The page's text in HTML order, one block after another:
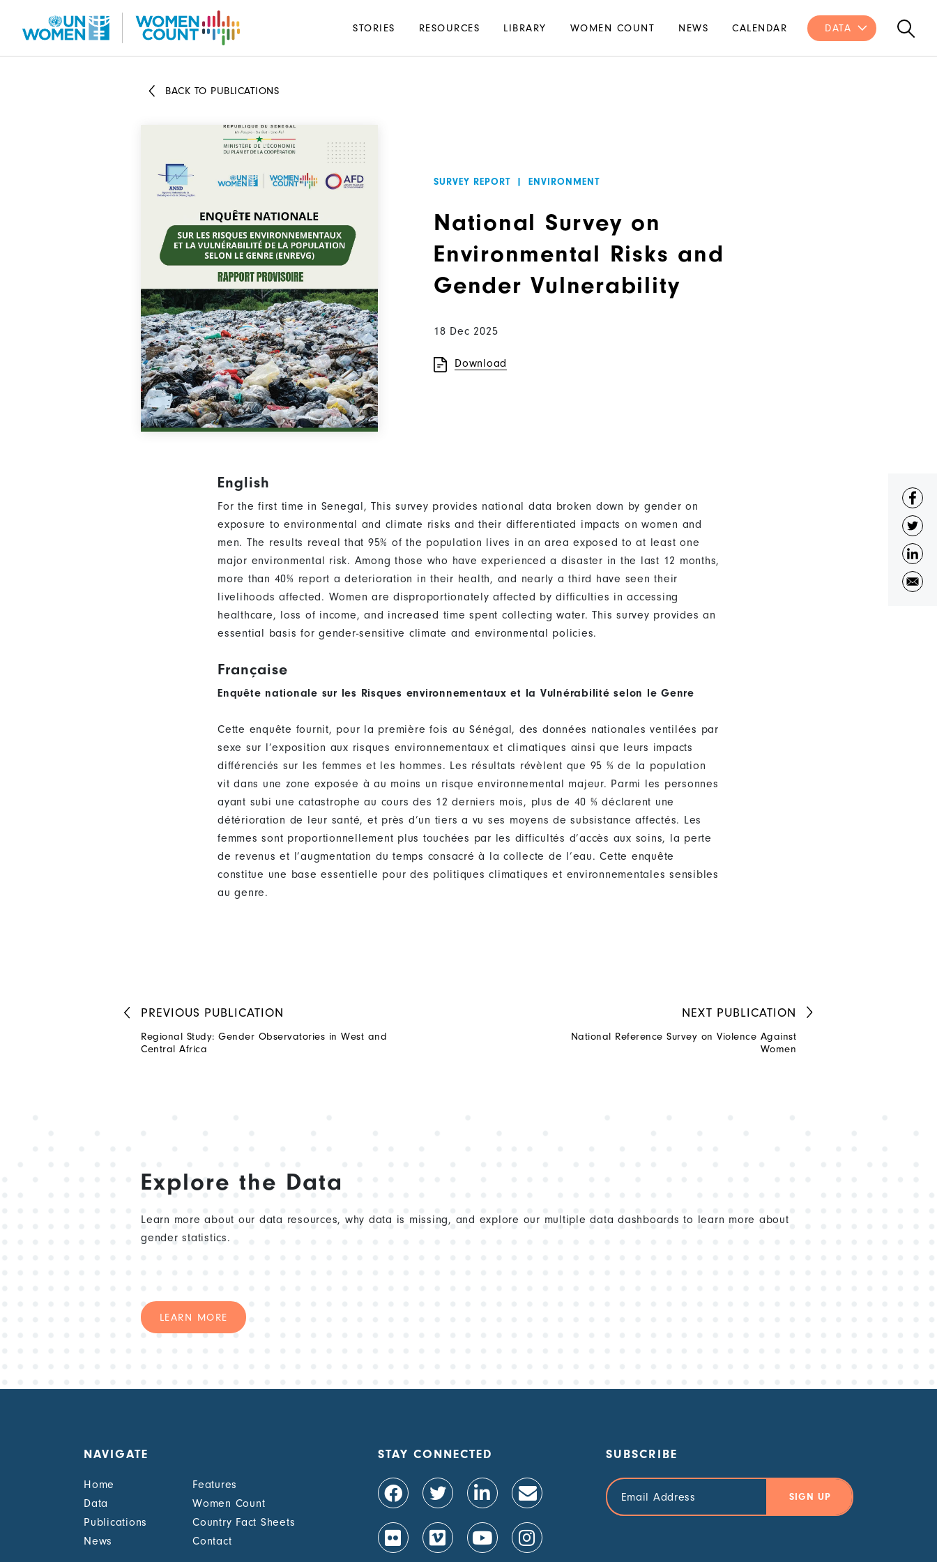
Main
navigation
STORIES RESOURCES LIBRARY WOMEN COUNT NEWS CALENDAR DATA
BACK TO PUBLICATIONS
SURVEY REPORT | ENVIRONMENT
National Survey on
Environmental Risks and
Gender Vulnerability
18 Dec 2025
Download
English
For the first time in Senegal, This survey provides national data broken down by gender on
exposure to environmental and climate risks and their differentiated impacts on women and
men. The results reveal that 95% of the population lives in an area exposed to at least one
major environmental risk. Among those who have experienced a disaster in the last 12 months,
more than 40% report a deterioration in their health, and nearly a third have seen their
livelihoods affected. Women are disproportionately affected by difficulties in accessing
healthcare, loss of income, and increased time spent collecting water. This survey provides an
essential basis for gender-sensitive climate and environmental policies.
Française
Enquête nationale sur les Risques environnementaux et la Vulnérabilité selon le Genre
Cette enquête fournit, pour la première fois au Sénégal, des données nationales ventilées par
sexe sur l’exposition aux risques environnementaux et climatiques ainsi que leurs impacts
différenciés sur les femmes et les hommes. Les résultats révèlent que 95 % de la population
vit dans une zone exposée à au moins un risque environnemental majeur. Parmi les personnes
ayant subi une catastrophe au cours des 12 derniers mois, plus de 40 % déclarent une
détérioration de leur santé, et près d’un tiers a vu ses moyens de subsistance affectés. Les
femmes sont proportionnellement plus touchées par les difficultés d’accès aux soins, la perte
de revenus et l’augmentation du temps consacré à la collecte de l’eau. Cette enquête
constitue une base essentielle pour des politiques climatiques et environnementales sensibles
au genre.
PREVIOUS PUBLICATION
Regional Study: Gender Observatories in West and
Central Africa
NEXT PUBLICATION
National Reference Survey on Violence Against
Women
Explore the Data
Learn more about our data resources, why data is missing, and explore our multiple data dashboards to learn more about
gender statistics.
LEARN MORE
NAVIGATE
Home
Features
Data
Women Count
Publications
Country Fact Sheets
News
Contact
STAY CONNECTED SUBSCRIBE
Email
Address